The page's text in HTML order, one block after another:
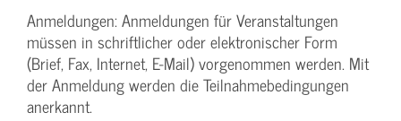
Anmeldungen: Anmeldungen für Veranstaltungen
müssen in schriftlicher oder elektronischer Form
(Brief, Fax, Internet, E-Mail) vorgenommen werden. Mit
der Anmeldung werden die Teilnahme­bedingungen
anerkannt.